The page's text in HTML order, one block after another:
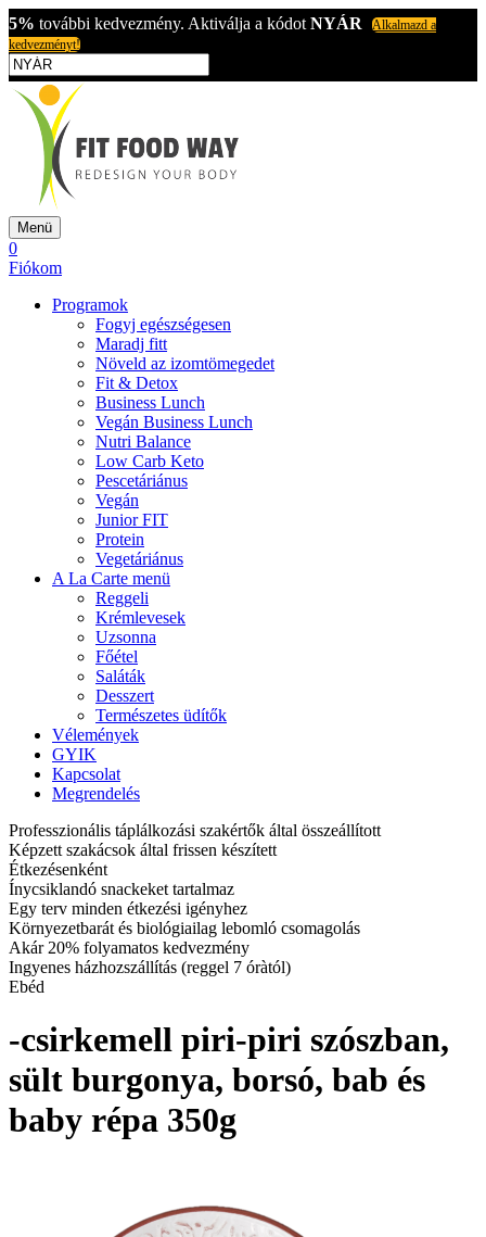
5% további kedvezmény. Aktiválja a kódot NYÁR
Alkalmazd a
kedvezményt!
Menü
0
Fiókom
Programok
Fogyj egészségesen
Maradj fitt
Növeld az izomtömegedet
Fit & Detox
Business Lunch
Vegán Business Lunch
Nutri Balance
Low Carb Keto
Pescetáriánus
Vegán
Junior FIT
Protein
Vegetáriánus
A La Carte menü
Reggeli
Krémlevesek
Uzsonna
Főétel
Saláták
Desszert
Természetes üdítők
Vélemények
GYIK
Kapcsolat
Megrendelés
Professzionális táplálkozási szakértők által összeállított
Képzett szakácsok által frissen készített
Étkezésenként
Ínycsiklandó snackeket tartalmaz
Egy terv minden étkezési igényhez
Környezetbarát és biológiailag lebomló csomagolás
Akár 20% folyamatos kedvezmény
Ingyenes házhozszállítás (reggel 7 óràtól)
Ebéd
-csirkemell piri-piri szószban,
sült burgonya, borsó, bab és
baby répa 350g